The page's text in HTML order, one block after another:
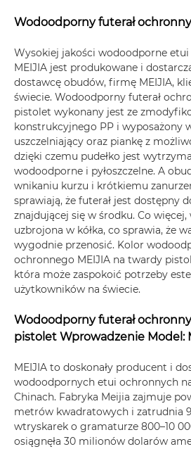
Wodoodporny futerał
Wysokiej jakości wodoodporne
MEIJIA jest produkowane i
dostawcę obudów, firmę MEIJIA,
świecie. Wodoodporny futerał
pistolet wykonany jest ze
konstrukcyjnego PP i wyposażony
uszczelniający oraz piankę z
dzięki czemu pudełko jest
wodoodporne i pyłoszczelne. A
wnikaniu kurzu i krótkiemu
sprawiają, że futerał jest dostępny
znajdującej się w środku. Co
uzbrojona w kółka, co sprawia, że
wygodnie przenosić. Kolor
ochronnego MEIJIA na twardy
która może zaspokoić potrzeby
użytkowników na świecie.
Wodoodporny futerał
pistolet Wprowadzenie Model:
MEIJIA to doskonały producent i
wodoodpornych etui ochronnych
Chinach. Fabryka Meijia zajmuje
metrów kwadratowych i zatrudnia
wtryskarek o gramaturze 800–10
osiągnęła 30 milionów dolarów